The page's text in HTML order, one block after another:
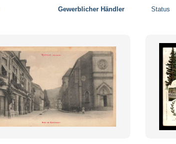
Gewerblicher Händler Status